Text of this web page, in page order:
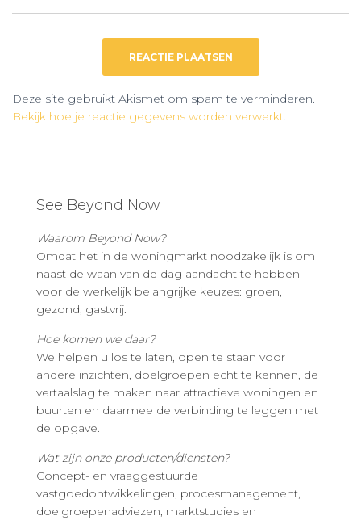
Deze site gebruikt Akismet om spam te verminderen.
Bekijk hoe je reactie gegevens worden verwerkt.
See Beyond Now
Waarom Beyond Now?
Omdat het in de woningmarkt noodzakelijk is om
naast de waan van de dag aandacht te hebben
voor de werkelijk belangrijke keuzes: groen,
gezond, gastvrij.
Hoe komen we daar?
We helpen u los te laten, open te staan voor
andere inzichten, doelgroepen echt te kennen, de
vertaalslag te maken naar attractieve woningen en
buurten en daarmee de verbinding te leggen met
de opgave.
Wat zijn onze producten/diensten?
Concept- en vraaggestuurde
vastgoedontwikkelingen, procesmanagement,
doelgroepenadviezen, marktstudies en